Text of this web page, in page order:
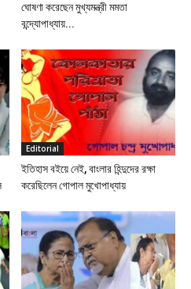
ঘোষণা করেছেন মুখ্যমন্ত্রী মমতা
বন্দ্যোপাধ্যায়...
Editorial
ইতিহাস বইয়ে নেই, বাংলার হিন্দুদের রক্ষা
করেছিলেন গোপাল মুখোপাধ্যায়